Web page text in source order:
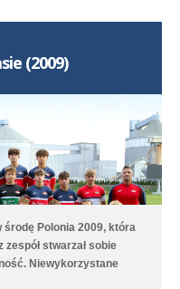
(2009)
środę Polonia 2009, która
stwarzał sobie
Niewykorzystane
gry, kiedy to